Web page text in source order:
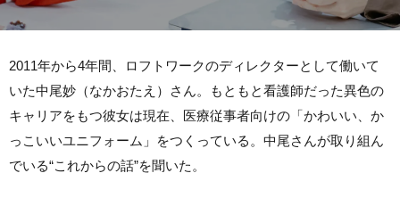
2011年から4年間、ロフトワークのディレクターとして働いて
いた中尾妙（なかおたえ）さん。もともと看護師だった異色の
キャリアをもつ彼女は現在、医療従事者向けの「かわいい、か
っこいいユニフォーム」をつくっている。中尾さんが取り組ん
でいる“これからの話”を聞いた。